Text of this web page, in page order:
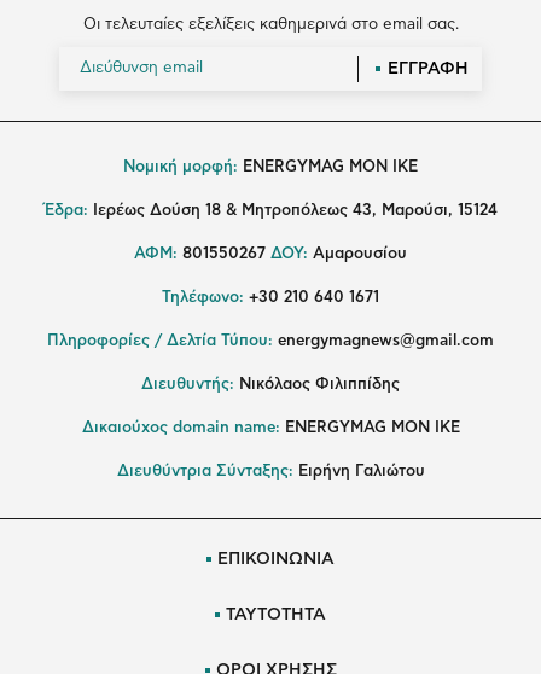
Οι τελευταίες εξελίξεις καθημερινά στο email σας.
ΕΓΓΡΑΦΗ
Νομική μορφή: ENERGYMAG MON IKE
Έδρα: Ιερέως Δούση 18 & Μητροπόλεως 43, Μαρούσι, 15124
ΑΦΜ: 801550267 ΔΟΥ: Αμαρουσίου
Τηλέφωνο: +30 210 640 1671
Πληροφορίες / Δελτία Τύπου: energymagnews@gmail.com
Διευθυντής: Νικόλαος Φιλιππίδης
Δικαιούχος domain name: ENERGYMAG ΜΟΝ ΙΚΕ
Διευθύντρια Σύνταξης: Ειρήνη Γαλιώτου
ΕΠΙΚΟΙΝΩΝΙΑ
ΤΑΥΤΟΤΗΤΑ
ΟΡΟΙ ΧΡΗΣΗΣ